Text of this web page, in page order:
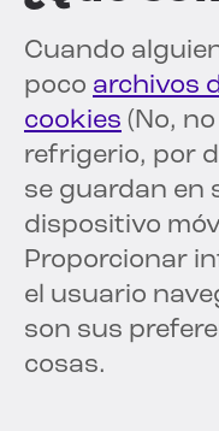
Cuando
poco archivos
cookies (No,
refrigerio, por
se guardan en
dispositivo
Proporcionar
el usuario
son sus
cosas.